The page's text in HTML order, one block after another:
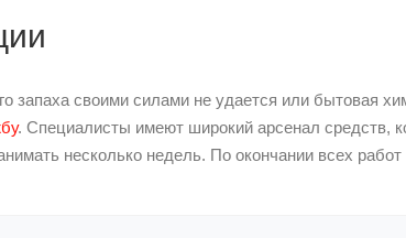
запаха своими силами не удается или бытовая
. Специалисты имеют широкий арсенал средств,
несколько недель. По окончании всех